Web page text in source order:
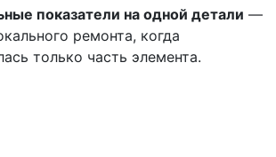
показатели на одной детали —
ремонта, когда
только часть элемента.